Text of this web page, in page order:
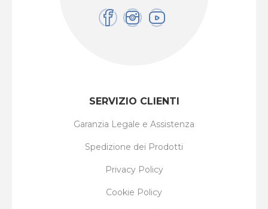
SERVIZIO CLIENTI
Garanzia Legale e Assistenza
Spedizione dei Prodotti
Privacy Policy
Cookie Policy